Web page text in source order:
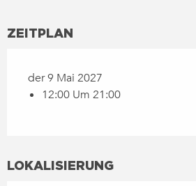
ZEITPLAN
der 9 Mai 2027
12:00 Um 21:00
LOKALISIERUNG